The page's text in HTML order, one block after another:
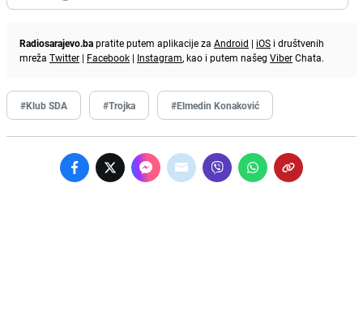
Radiosarajevo.bapratite putem aplikacije za Android | iOS i društvenih
mreža Twitter | Facebook | Instagram, kao i putem našeg ViberChata.
#Klub SDA #Trojka #Elmedin Konaković